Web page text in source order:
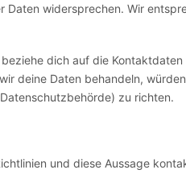
widersprechen. Wir
dich auf die
deine Daten behandeln,
zu richten.
und diese Aussage